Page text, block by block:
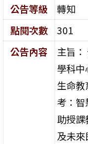
公告等級
轉知
點閱次數
301
公告內容
主旨
學科
生命
考：
助授
及未